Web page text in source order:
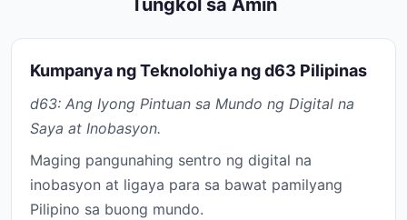
Tungkol sa Amin
Kumpanya ng Teknolohiya ng d63 Pilipinas
d63: Ang Iyong Pintuan sa Mundo ng Digital na
Saya at Inobasyon.
Maging pangunahing sentro ng digital na
inobasyon at ligaya para sa bawat pamilyang
Pilipino sa buong mundo.